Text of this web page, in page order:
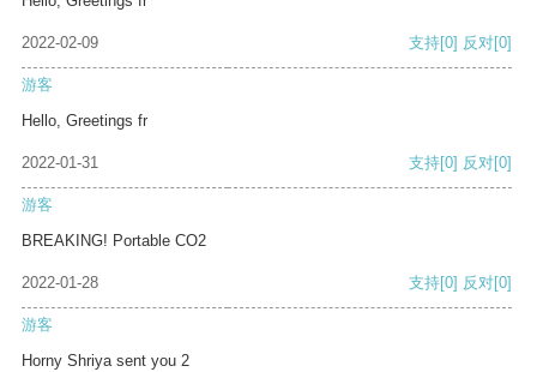
2022-02-09 支持[0] 反对[0]
游客
Hello, Greetings fr
2022-01-31 支持[0] 反对[0]
游客
BREAKING! Portable CO2
2022-01-28 支持[0] 反对[0]
游客
Horny Shriya sent you 2